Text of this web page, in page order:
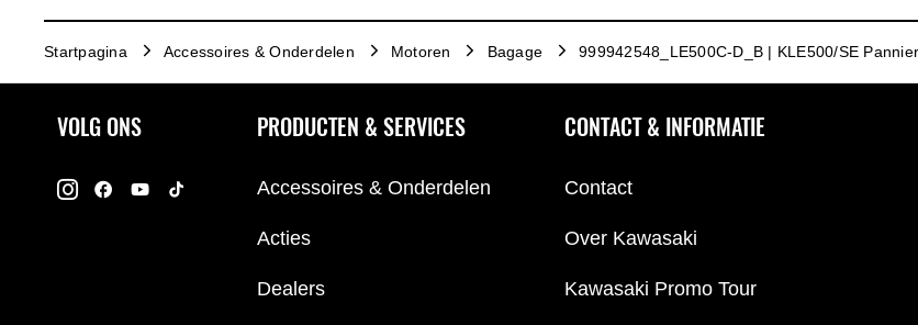
Startpagina Accessoires & Onderdelen Motoren Bagage 999942548_LE500C-D_B | KLE500/SE
VOLG ONS PRODUCTEN & SERVICES
Accessoires & Onderdelen
Acties
Dealers
CONTACT & INFORMATIE
Contact
Over Kawasaki
Kawasaki Promo Tour